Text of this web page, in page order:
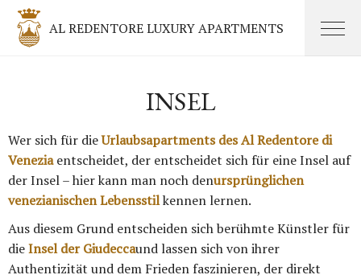
AL REDENTORE LUXURY APARTMENTS
INSEL
Wer sich für dieUrlaubsapartments des Al Redentore di
Veneziaentscheidet, der entscheidet sich für eine Insel auf
der Insel – hier kann man noch denursprünglichen
venezianischen Lebensstilkennen lernen.
Aus diesem Grund entscheiden sich berühmte Künstler für
dieInsel der Giudeccaund lassen sich von ihrer
Authentizität und dem Frieden faszinieren, der direkt